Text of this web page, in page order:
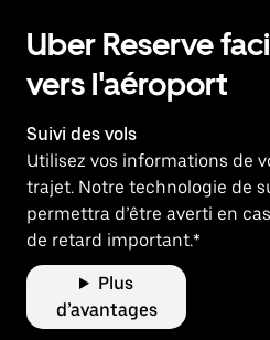
Uber Reserve
vers l'aéroport
Suivi des vols
Utilisez vos informations de
trajet. Notre technologie de
permettra d’être averti en
de retard important.*
Plus
d’avantages